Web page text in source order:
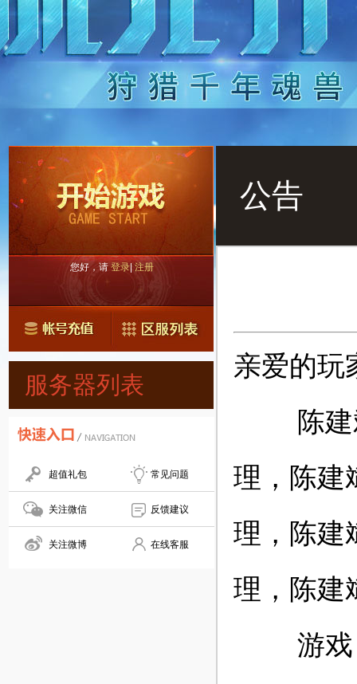
您好，请登录|注册
服务器列表
超值礼包 常见问题
关注微信 反馈建议
关注微博 在线客服
公告
亲爱的玩
陈建斌
理，陈建
理，陈建
理，陈建
游戏